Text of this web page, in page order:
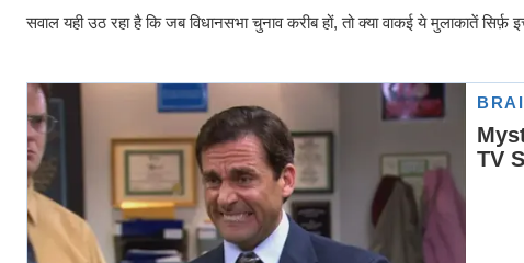
सवाल यही उठ रहा है कि जब विधानसभा चुनाव करीब हों, तो क्या वाकई ये मुलाकातें सिर्फ़